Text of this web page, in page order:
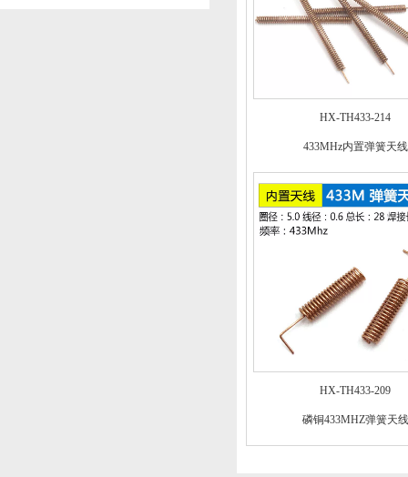
HX-TH433-214
433MHz内置弹簧天线
HX-TH433-209
磷铜433MHZ弹簧天线